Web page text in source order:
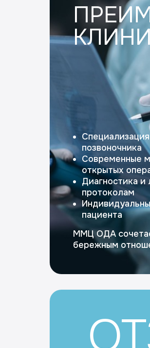
позвоночника
Современные
открытых
Диагностика
протоколам
пациента
ММЦ ОДА
бережным